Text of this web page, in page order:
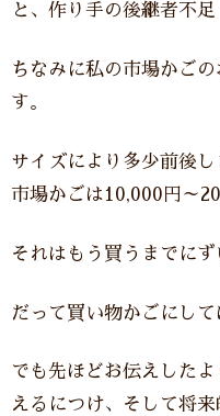
と、作り手の後継者不
ちなみに私の市場かご
す。
サイズにより多少前後
市場かごは10,000円～
それはもう買うまでにず
だって買い物かごにし
でも先ほどお伝えした
えるにつけ、そして将